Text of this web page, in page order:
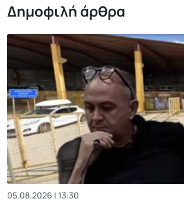
Δημοφιλή άρθρα
05.08.2026 | 13:30